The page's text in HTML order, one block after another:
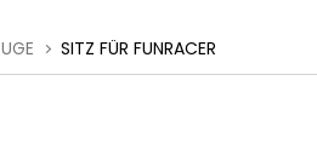
SITZ FÜR FUNRACER